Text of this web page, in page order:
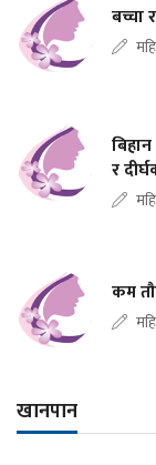
बच्चा
र
कम
खानपान